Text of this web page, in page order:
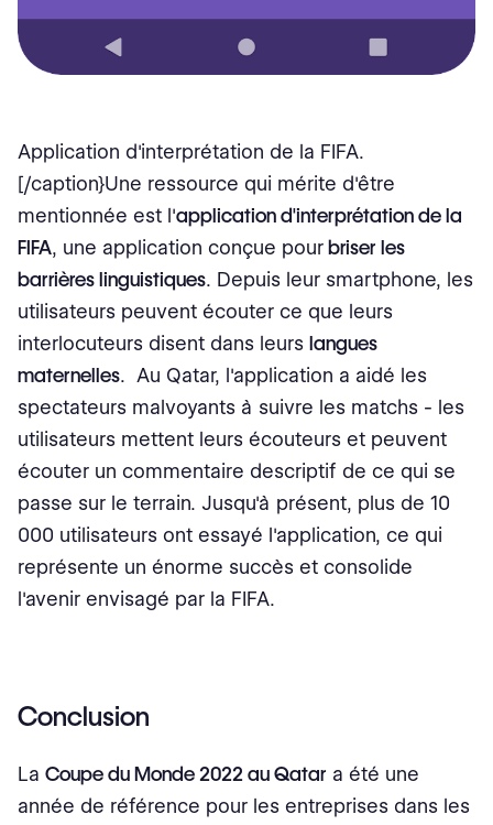
Application d'interprétation de la FIFA.
[/caption}Une ressource qui mérite d'être
mentionnée est l'application d'interprétation de la
FIFA, une application conçue pourbriser les
barrières linguistiques. Depuis leur smartphone, les
utilisateurs peuvent écouter ce que leurs
interlocuteurs disent dans leurs langues
maternelles. Au Qatar, l'application a aidé les
spectateurs malvoyants à suivre les matchs - les
utilisateurs mettent leurs écouteurs et peuvent
écouter un commentaire descriptif de ce qui se
passe sur le terrain. Jusqu'à présent, plus de 10
000 utilisateurs ont essayé l'application, ce qui
représente un énorme succès et consolide
l'avenir envisagé par la FIFA.
Conclusion
La Coupe du Monde 2022 au Qatar a été une
année de référence pour les entreprises dans les